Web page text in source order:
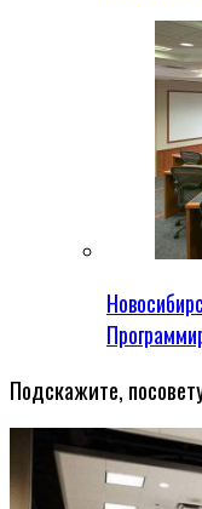
Подскажите,